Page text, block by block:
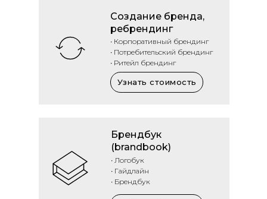
Узнать стоимость
Создание бренда,
ребрендинг
Брендбук
(brandbook)
• Логобук
• Гайдлайн
• Брендбук
• Корпоративный брендинг
• Потребительский брендинг
• Ритейл брендинг